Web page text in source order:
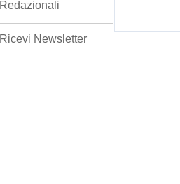
Redazionali
Ricevi Newsletter